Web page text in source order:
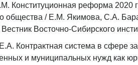
Конституционная реформа 2020
общества / Е.М. Якимова, С.А.
Восточно-Сибирского
Контрактная система в сфере
и муниципальных нужд как